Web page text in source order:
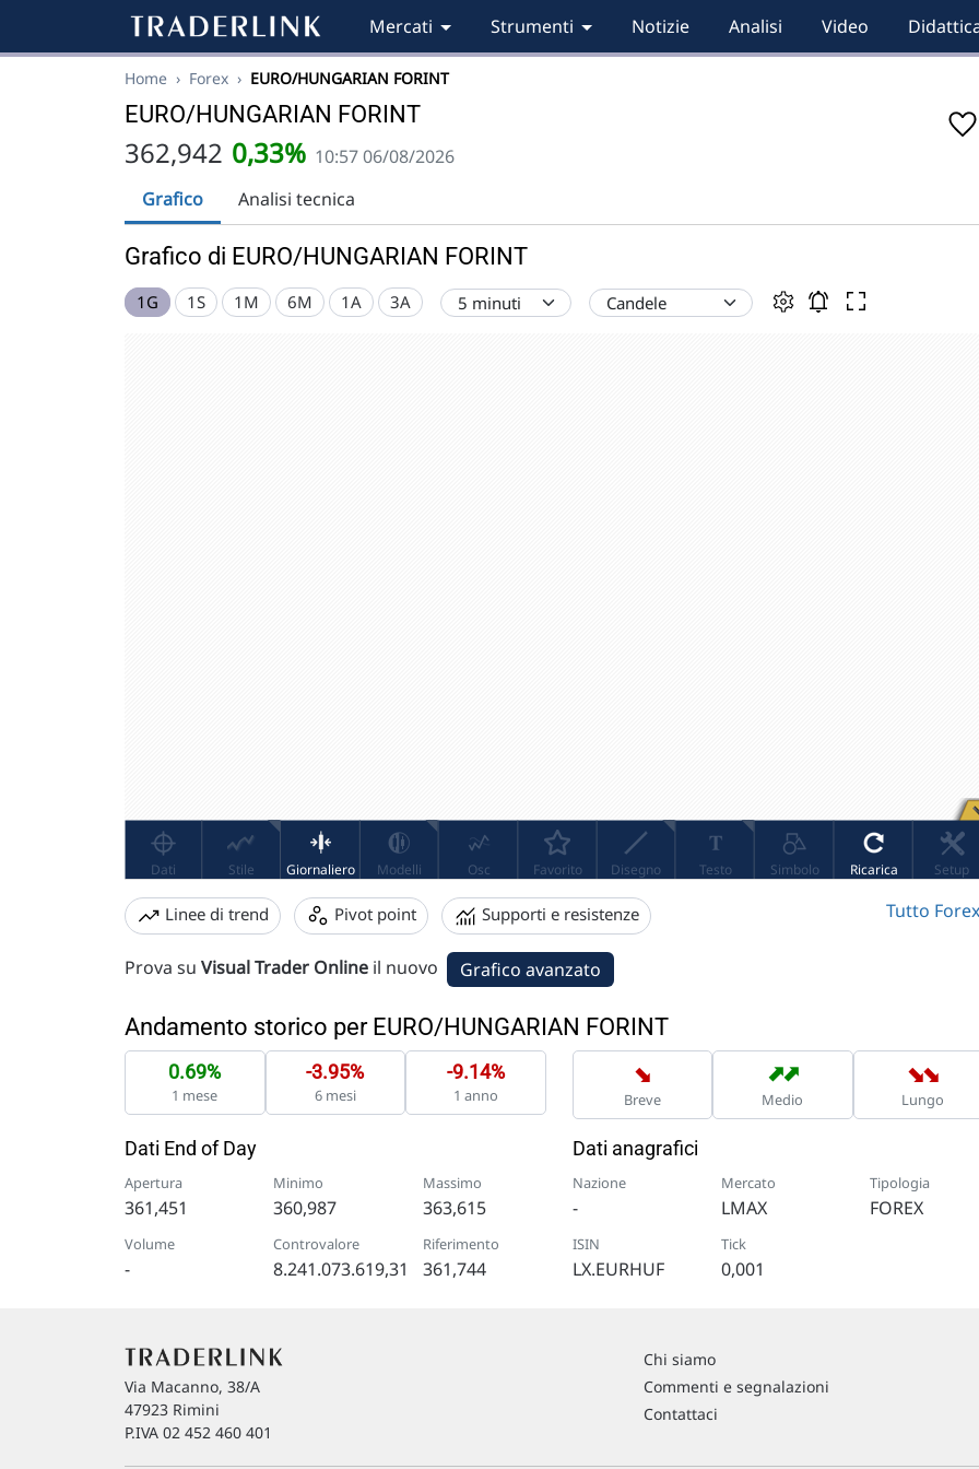
Mercati Strumenti Notizie Analisi Video
Home › Forex › EURO/HUNGARIAN FORINT
EURO/HUNGARIAN FORINT
362,942 0,33% 10:57 06/08/2026
Grafico
Analisi tecnica
Grafico di EURO/HUNGARIAN FORINT
1G 1S 1M 6M 1A 3A
Linee di trend Pivot point Supporti e resistenze Tutto
Prova su Visual Trader Online il nuovo Grafico avanzato
Andamento storico per EURO/HUNGARIAN FORINT
0.69%
1 mese
-3.95%
6 mesi
-9.14%
1 anno
➡
Breve
➡
➡
Medio
➡
➡
Lungo
Dati End of Day
Apertura
361,451
Minimo
360,987
Massimo
363,615
Volume
-
Controvalore
8.241.073.619,31
Riferimento
361,744
Dati anagrafici
Nazione
-
Mercato
LMAX
Tipologia
FOREX
ISIN
LX.EURHUF
Tick
0,001
Via Macanno, 38/A
47923 Rimini
P.IVA 02 452 460 401
Chi siamo
Commenti e segnalazioni
Contattaci